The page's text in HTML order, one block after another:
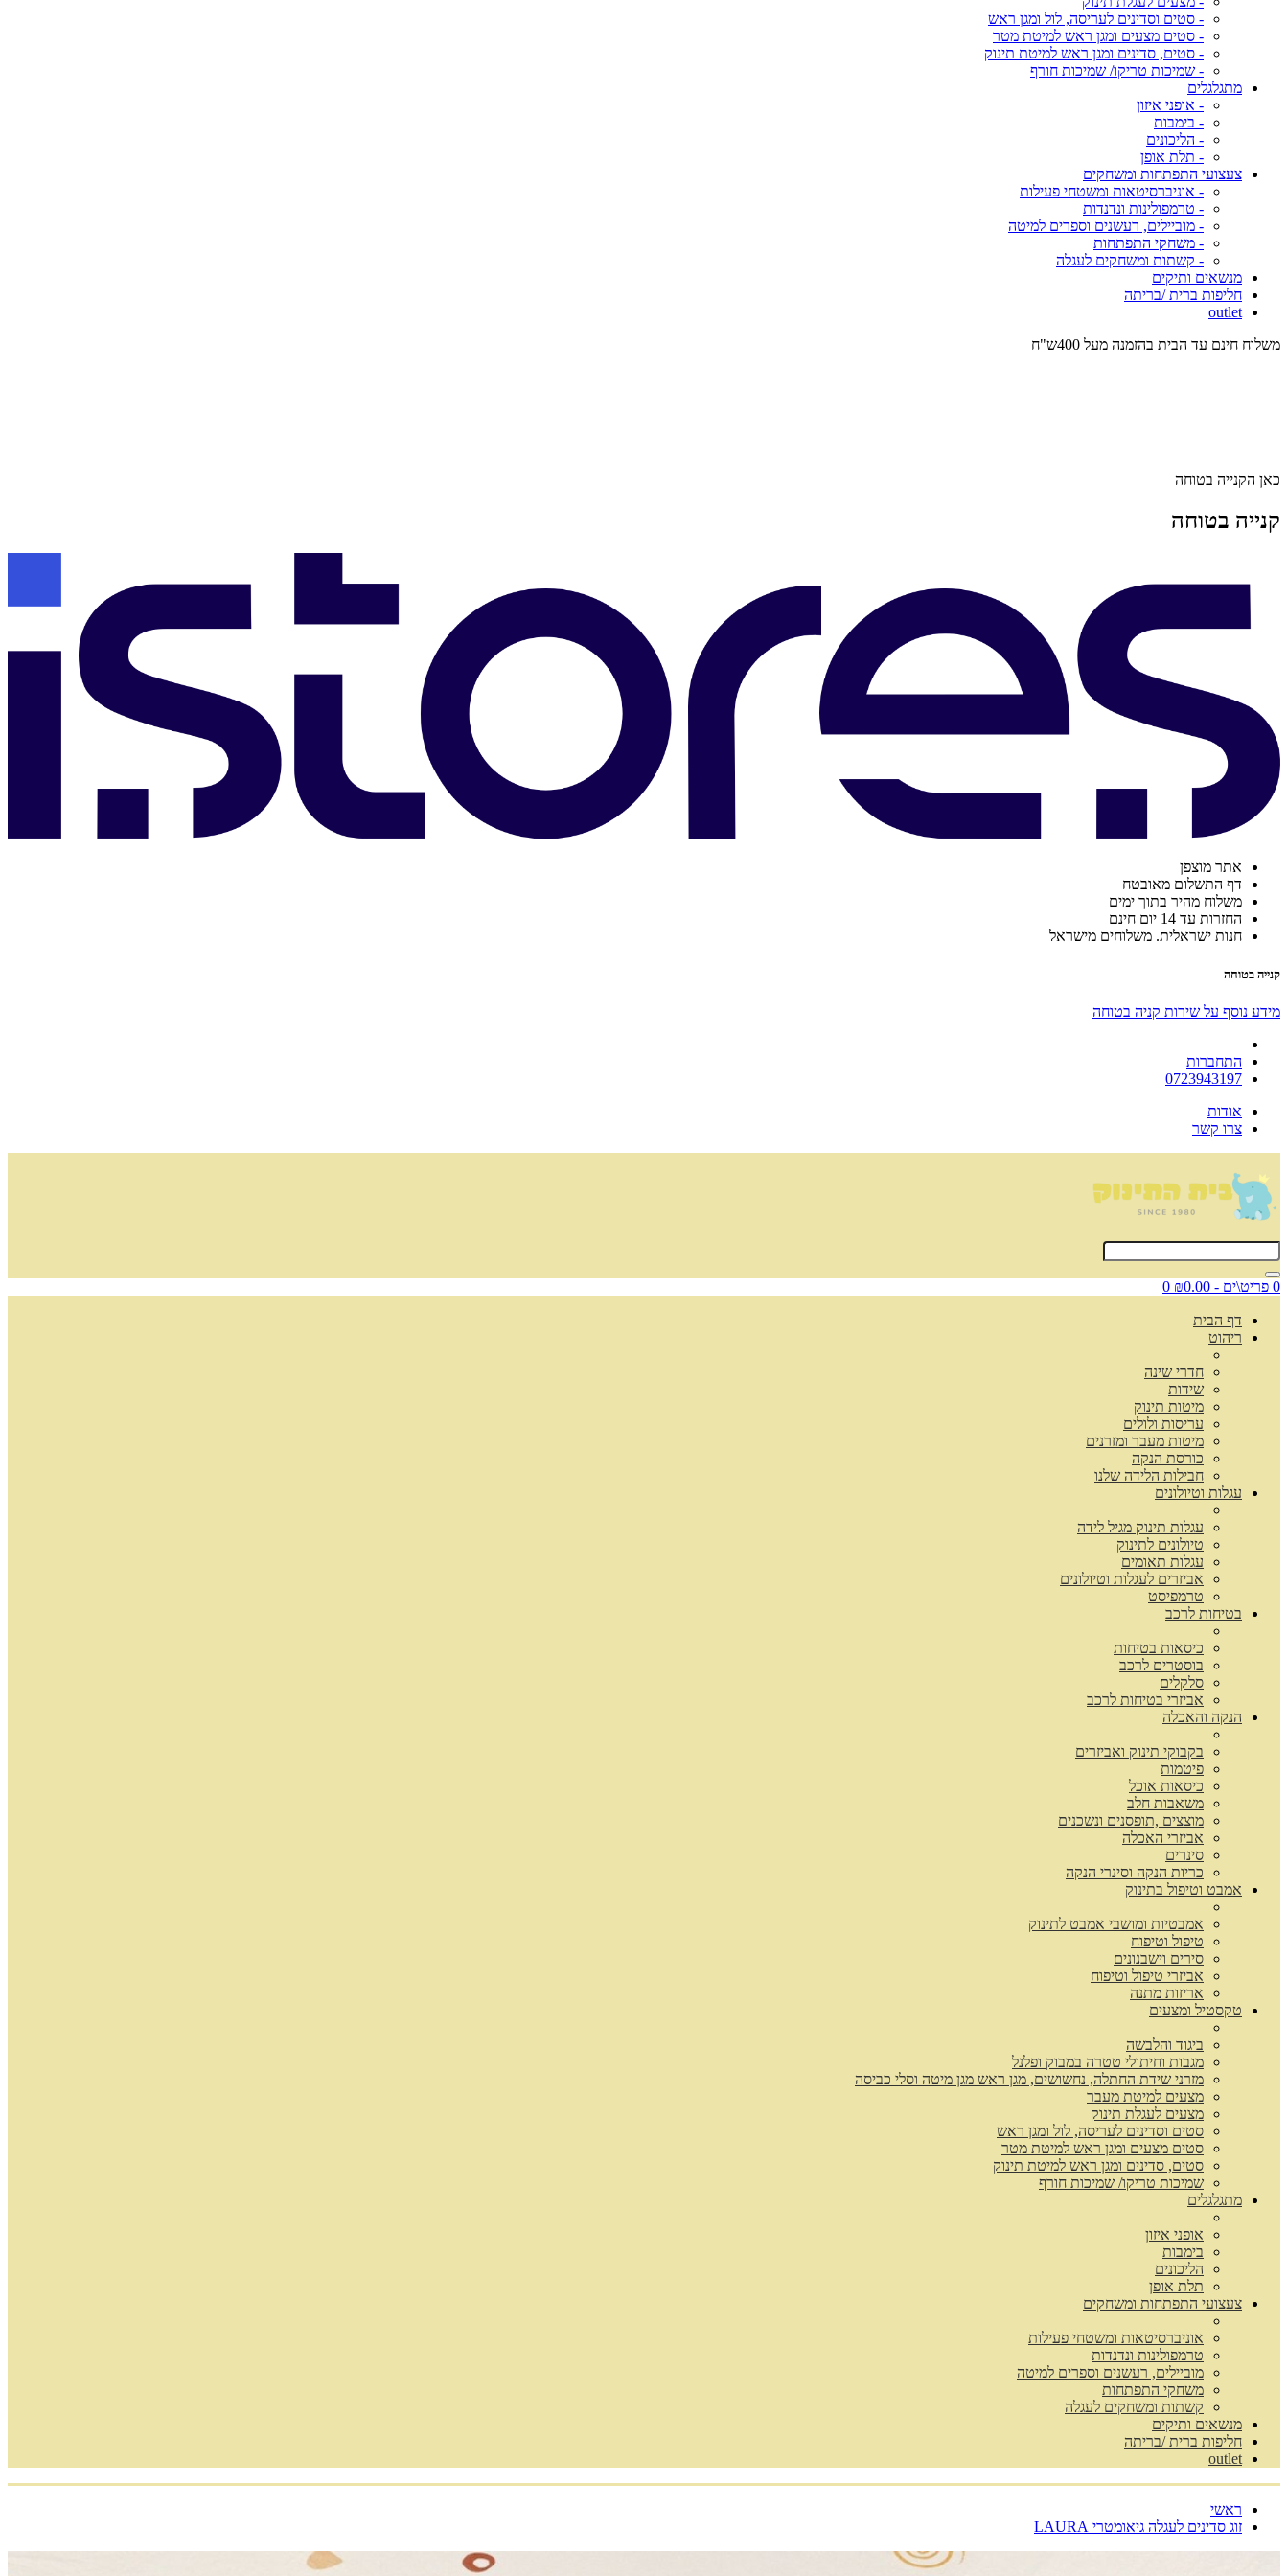
- סטים וסדינים לעריסה, לול ומגן ראש
- סטים מצעים ומגן ראש למיטת מטר
- סטים, סדינים ומגן ראש למיטת תינוק
- שמיכות טריקו/ שמיכות חורף
מתגלגלים
- אופני איזון
- בימבות
- הליכונים
- תלת אופן
צעצועי התפתחות ומשחקים
- אוניברסיטאות ומשטחי פעילות
- טרמפולינות ונדנדות
- מוביילים, רעשנים וספרים למיטה
- משחקי התפתחות
- קשתות ומשחקים לעגלה
מנשאים ותיקים
חליפות ברית /בריתה
outlet
משלוח חינם עד הבית בהזמנה מעל 400ש"ח
כאן הקנייה בטוחה
קנייה בטוחה
אתר מוצפן
דף התשלום מאובטח
משלוח מהיר בתוך ימים
החזרות עד 14 יום חינם
חנות ישראלית. משלוחים מישראל
קנייה בטוחה
מידע נוסף על שירות קניה בטוחה
התחברות
0723943197
אודות
צרו קשר
0 פריט\ים - ₪0.00 0
דף הבית
ריהוט
חדרי שינה
שידות
מיטות תינוק
עריסות ולולים
מיטות מעבר ומזרנים
כורסת הנקה
חבילות הלידה שלנו
עגלות וטיולונים
עגלות תינוק מגיל לידה
טיולונים לתינוק
עגלות תאומים
אביזרים לעגלות וטיולונים
טרמפיסט
בטיחות לרכב
כיסאות בטיחות
בוסטרים לרכב
סלקלים
אביזרי בטיחות לרכב
הנקה והאכלה
בקבוקי תינוק ואביזרים
פיטמות
כיסאות אוכל
משאבות חלב
מוצצים ,תופסנים ונשכנים
אביזרי האכלה
סינרים
כריות הנקה וסינרי הנקה
אמבט וטיפול בתינוק
אמבטיות ומושבי אמבט לתינוק
טיפול וטיפוח
סירים וישבנונים
אביזרי טיפול וטיפוח
אריזות מתנה
טקסטיל ומצעים
ביגוד והלבשה
מגבות וחיתולי טטרה במבוק ופלנל
מזרני שידת החתלה, נחשושים, מגן ראש מגן מיטה וסלי כביסה
מצעים למיטת מעבר
מצעים לעגלת תינוק
סטים וסדינים לעריסה, לול ומגן ראש
סטים מצעים ומגן ראש למיטת מטר
סטים, סדינים ומגן ראש למיטת תינוק
שמיכות טריקו/ שמיכות חורף
מתגלגלים
אופני איזון
בימבות
הליכונים
תלת אופן
צעצועי התפתחות ומשחקים
אוניברסיטאות ומשטחי פעילות
טרמפולינות ונדנדות
מוביילים, רעשנים וספרים למיטה
משחקי התפתחות
קשתות ומשחקים לעגלה
מנשאים ותיקים
חליפות ברית /בריתה
outlet
ראשי
זוג סדינים לעגלה גיאומטרי LAURA